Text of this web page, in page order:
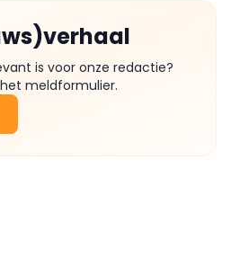
is voor onze redactie?
meldformulier.